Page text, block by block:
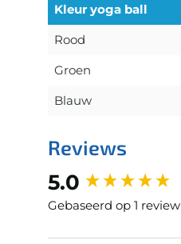
Kleur yoga ball
Rood
Groen
Blauw
Reviews
5.0
Gebaseerd op 1 review
New content loaded